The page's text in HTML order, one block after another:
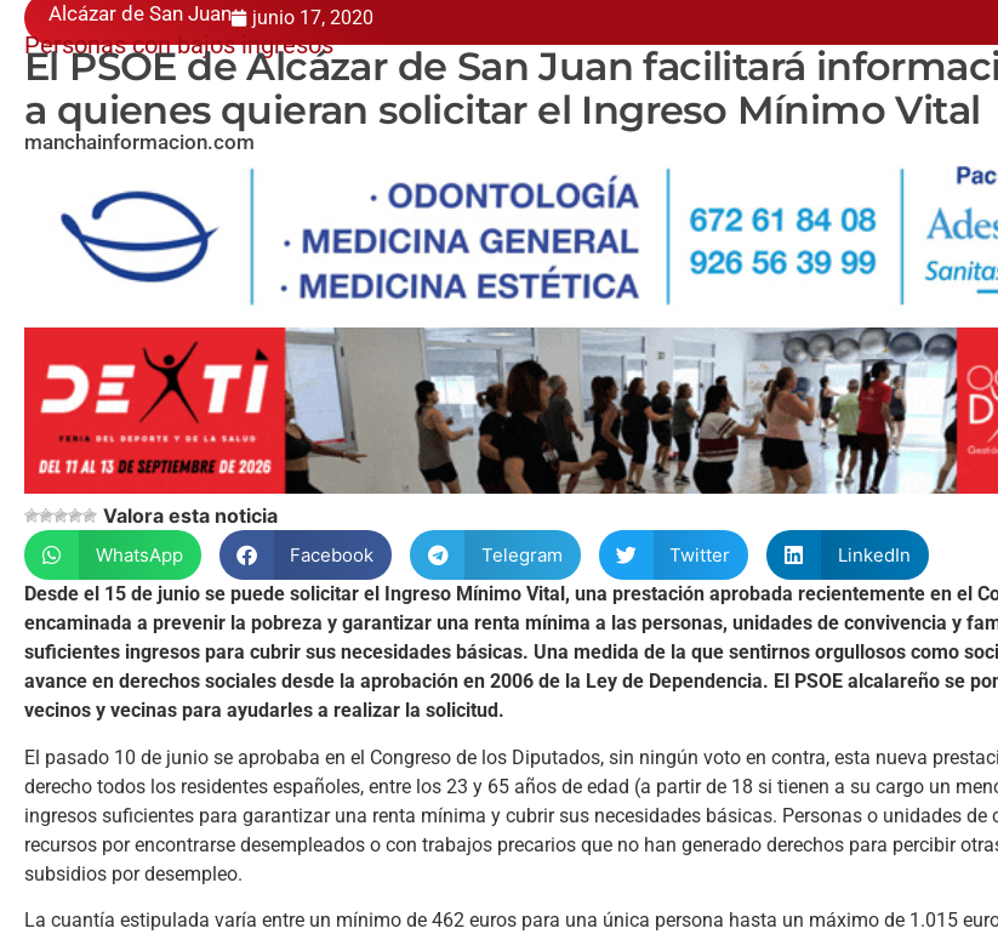
Alcázar de San Juan junio 17, 2020
Personas con bajos ingresos
El PSOE de Alcázar de San Juan facilitará
a quienes quieran solicitar el Ingreso Mínimo Vital
manchainformacion.com
Valora esta noticia
WhatsApp Facebook Telegram Twitter
LinkedIn
Desde el 15 de junio se puede solicitar el Ingreso Mínimo Vital, una prestación aprobada recientemente en el
encaminada a prevenir la pobreza y garantizar una renta mínima a las personas, unidades de convivencia y
suficientes ingresos para cubrir sus necesidades básicas. Una medida de la que sentirnos orgullosos como
avance en derechos sociales desde la aprobación en 2006 de la Ley de Dependencia. El PSOE alcalareño se
vecinos y vecinas para ayudarles a realizar la solicitud.
El pasado 10 de junio se aprobaba en el Congreso de los Diputados, sin ningún voto en contra, esta nueva
derecho todos los residentes españoles, entre los 23 y 65 años de edad (a partir de 18 si tienen a su cargo un
ingresos suficientes para garantizar una renta mínima y cubrir sus necesidades básicas. Personas o unidades de
recursos por encontrarse desempleados o con trabajos precarios que no han generado derechos para percibir
subsidios por desempleo.
La cuantía estipulada varía entre un mínimo de 462 euros para una única persona hasta un máximo de 1.015